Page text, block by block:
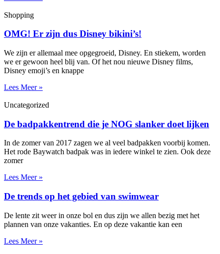
Shopping
OMG! Er zijn dus Disney bikini’s!
We zijn er allemaal mee opgegroeid, Disney. En stiekem, worden
we er gewoon heel blij van. Of het nou nieuwe Disney films,
Disney emoji’s en knappe
Lees Meer »
Uncategorized
De badpakkentrend die je NOG slanker doet lijken
In de zomer van 2017 zagen we al veel badpakken voorbij komen.
Het rode Baywatch badpak was in iedere winkel te zien. Ook deze
zomer
Lees Meer »
De trends op het gebied van swimwear
De lente zit weer in onze bol en dus zijn we allen bezig met het
plannen van onze vakanties. En op deze vakantie kan een
Lees Meer »